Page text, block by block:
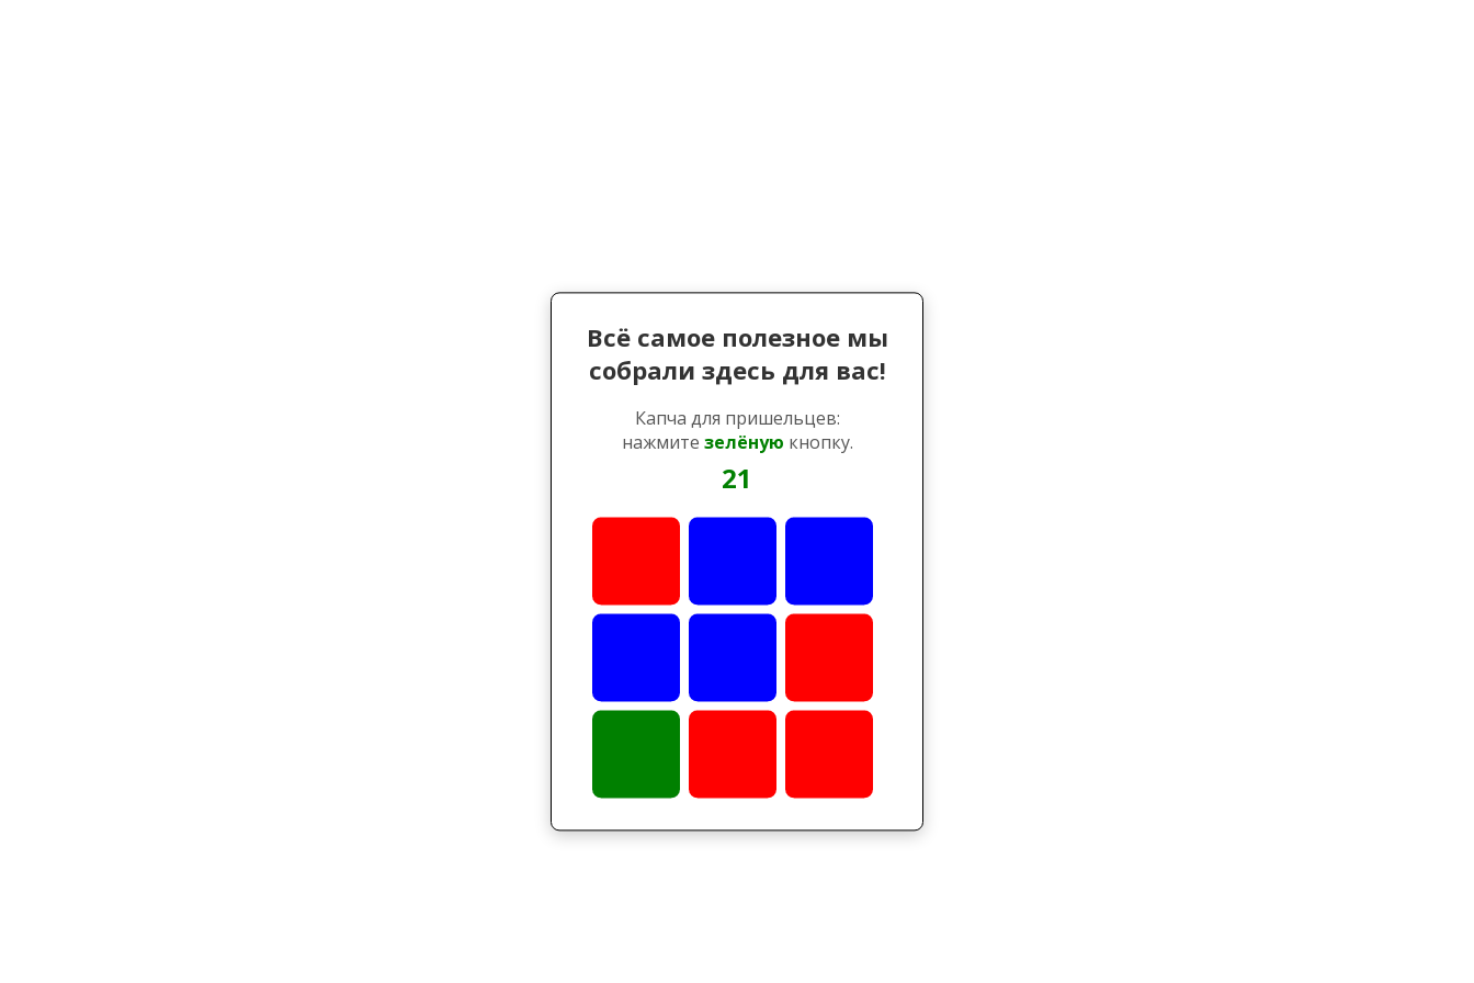
Всё самое полезное мы
собрали здесь для вас!
Капча для пришельцев:
нажмите зелёную кнопку.
20